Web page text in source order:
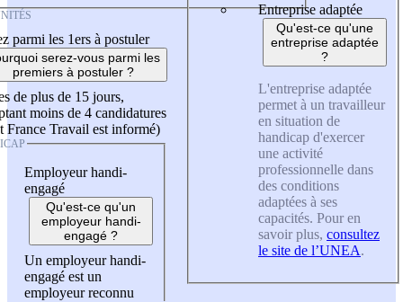
parmi les 1ers à postuler
serez-vous parmi les
premiers à postuler ?
de plus de 15 jours,
moins de 4 candidatures
France Travail est informé)
Employeur handi-
engagé
Qu'est-ce qu'un
employeur handi-
engagé ?
Un employeur handi-
engagé est un
employeur reconnu
Entreprise adaptée
Qu'est-ce qu'une
entreprise adaptée
?
L'entreprise adaptée
permet à un travailleur
en situation de
handicap d'exercer
une activité
professionnelle dans
des conditions
adaptées à ses
capacités. Pour en
savoir plus, consultez
le site de l’UNEA.